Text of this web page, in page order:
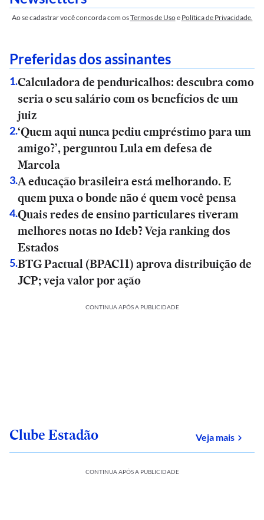
Ao se cadastrar você concorda com osTermos de Usoe Política de Privacidade.
Preferidas dos assinantes
1.Calculadora de penduricalhos: descubra como
seria o seu salário com os benefícios de um
juiz
2.‘Quem aqui nunca pediu empréstimo para um
amigo?’, perguntou Lula em defesa de
Marcola
3.A educação brasileira está melhorando. E
quem puxa o bonde não é quem você pensa
4.Quais redes de ensino particulares tiveram
melhores notas no Ideb? Veja ranking dos
Estados
5.BTG Pactual (BPAC11) aprova distribuição de
JCP; veja valor por ação
CONTINUA APÓS A PUBLICIDADE
Clube Estadão Veja maissobre
CONTINUA APÓS A PUBLICIDADE